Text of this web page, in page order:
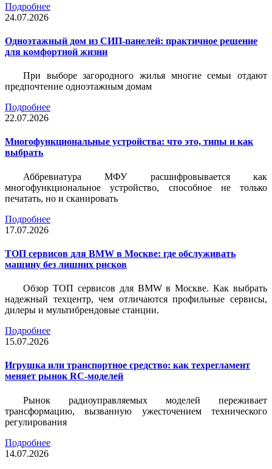
Подробнее
24.07.2026
Одноэтажный дом из СИП-панелей: практичное решение
для комфортной жизни
При выборе загородного жилья многие семьи отдают
предпочтение одноэтажным домам
Подробнее
22.07.2026
Многофункциональные устройства: что это, типы и как
выбрать
Аббревиатура МФУ расшифровывается как
многофункциональное устройство, способное не только
печатать, но и сканировать
Подробнее
17.07.2026
ТОП сервисов для BMW в Москве: где обслуживать
машину без лишних рисков
Обзор ТОП сервисов для BMW в Москве. Как выбрать
надежный техцентр, чем отличаются профильные сервисы,
дилеры и мультибрендовые станции.
Подробнее
15.07.2026
Игрушка или транспортное средство: как техрегламент
меняет рынок RC-моделей
Рынок радиоуправляемых моделей переживает
трансформацию, вызванную ужесточением технического
регулирования
Подробнее
14.07.2026